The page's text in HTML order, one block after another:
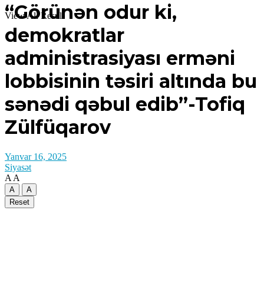
View All Result
“Görünən odur ki,
demokratlar
administrasiyası erməni
lobbisinin təsiri altında bu
sənədi qəbul edib”-Tofiq
Zülfüqarov
Yanvar 16, 2025
Siyasət
A A
A
A
Reset